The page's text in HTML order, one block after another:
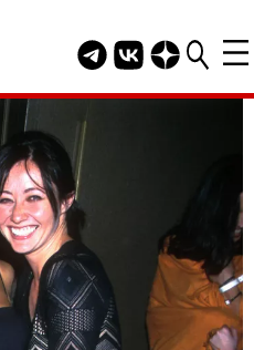
Telegram канал
Группа HELLO
Канал